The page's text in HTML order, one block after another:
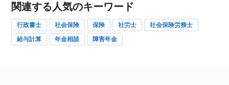
関連する人気のキーワード
行政書士 社会保険 保険 社労士
社会保険労務士
給与計算
年金相談 障害年金